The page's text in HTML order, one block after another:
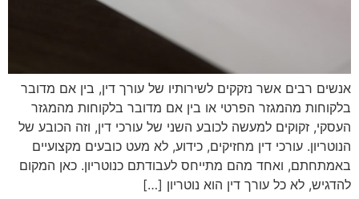
אנשים רבים אשר נזקקים לשירותיו של עורך דין, בין אם מדובר
בלקוחות מהמגזר הפרטי או בין אם מדובר בלקוחות מהמגזר
העסקי, זקוקים למעשה לכובע השני של עורכי דין, וזה הכובע של
הנוטריון. עורכי דין מחזיקים, כידוע, לא מעט כובעים מקצועיים
באמתחתם, ואחד מהם מתייחס לעבודתם כנוטריון. כאן המקום
להדגיש, לא כל עורך דין הוא נוטריון […]